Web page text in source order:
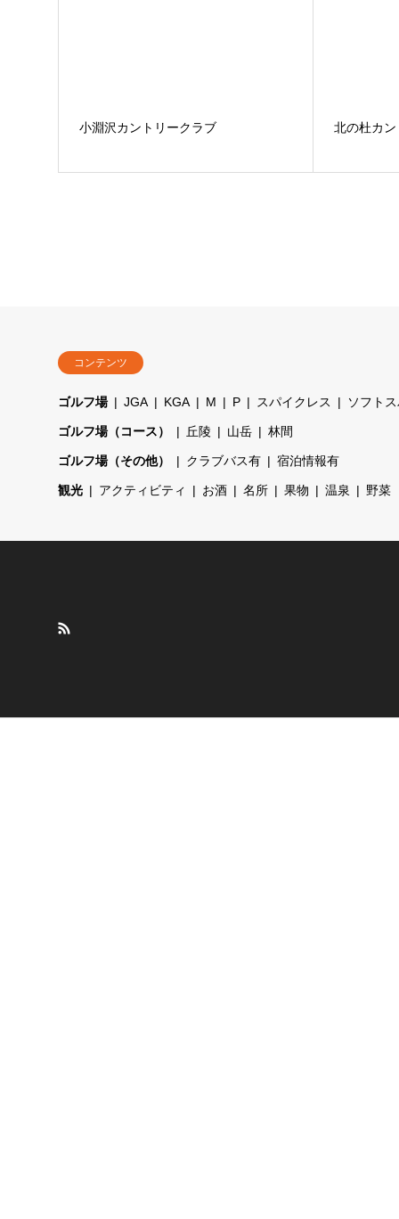
小淵沢カントリークラブ 北の杜カ
コンテンツ
ゴルフ場 JGA KGA M P スパイクレス ソフト
ゴルフ場（コース） 丘陵 山岳 林間
ゴルフ場（その他） クラブバス有 宿泊情報有
観光 アクティビティ お酒 名所 果物 温泉 野菜